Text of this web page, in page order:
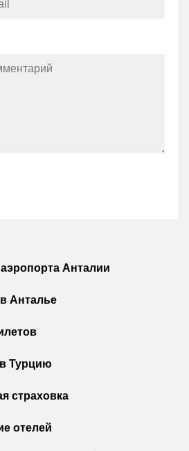
Анталии
Анталье
Турцию
страховка
отелей